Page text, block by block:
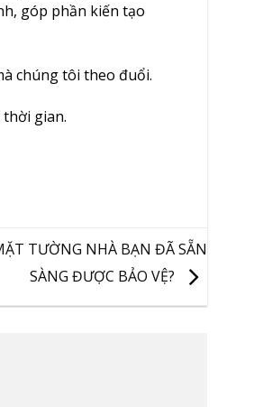
góp phần kiến tạo
chúng tôi theo đuổi.
gian.
TƯỜNG NHÀ BẠN ĐÃ SẴN
SÀNG ĐƯỢC BẢO VỆ?